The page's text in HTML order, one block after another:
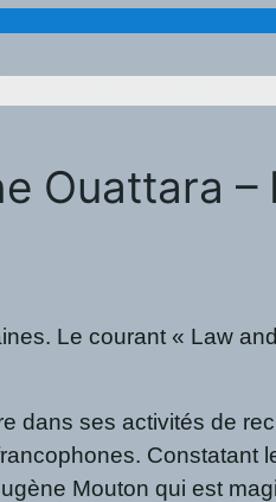
–
Le courant « Law
ses activités de
Mouton qui est